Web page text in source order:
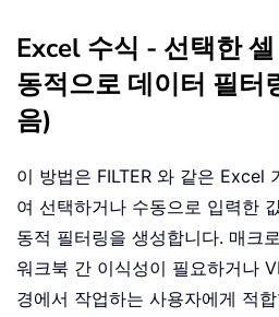
Excel 수식 - 선택한
동적으로 데이터 필터
음)
이 방법은 FILTER 와 같은 Excel
여 선택하거나 수동으로 입력한
동적 필터링을 생성합니다. 매크
워크북 간 이식성이 필요하거나
경에서 작업하는 사용자에게 적